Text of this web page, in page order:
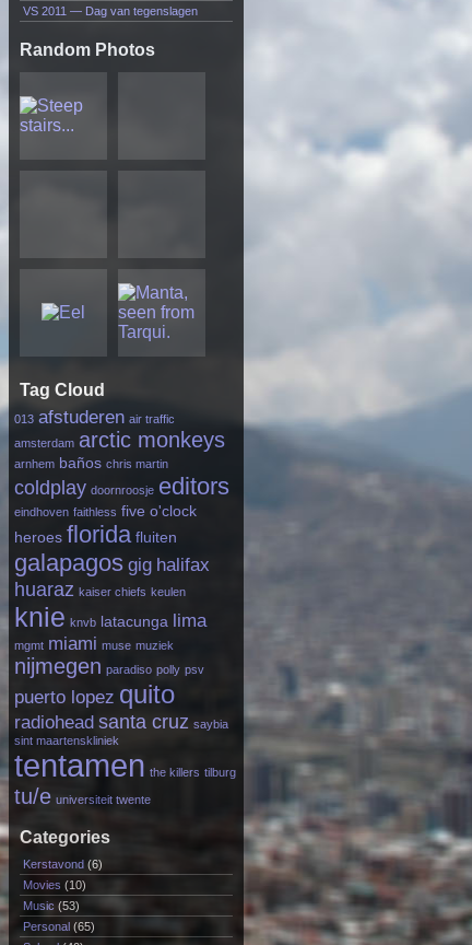
VS 2011 — Dag van tegenslagen
Random Photos
Tag Cloud
013 afstuderen air traffic
amsterdam arctic monkeys
arnhem baños chris martin
coldplay doornroosje editors
eindhoven faithless five o'clock
heroes florida fluiten
galapagos gig halifax
huaraz kaiser chiefs keulen
knie knvb latacunga lima
mgmt miami muse muziek
nijmegen paradiso polly psv
puerto lopez quito
radiohead santa cruz saybia
sint maartenskliniek
tentamen the killers tilburg
tu/e universiteit twente
Categories
Kerstavond(6)
Movies (10)
Music(53)
Personal(65)